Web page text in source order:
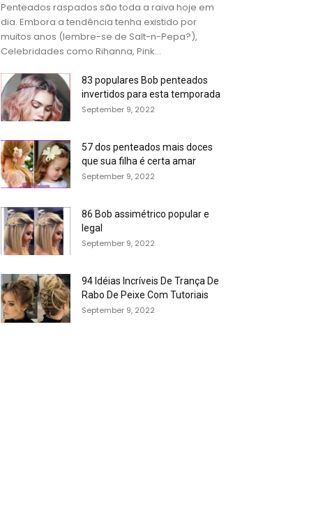
Penteados raspados são toda a raiva hoje em
dia. Embora a tendência tenha existido por
muitos anos (lembre-se de Salt-n-Pepa?),
Celebridades como Rihanna, Pink...
83 populares Bob penteados
invertidos para esta temporada
September 9, 2022
57 dos penteados mais doces
que sua filha é certa amar
September 9, 2022
86 Bob assimétrico popular e
legal
September 9, 2022
94 Idéias Incríveis De Trança De
Rabo De Peixe Com Tutoriais
September 9, 2022